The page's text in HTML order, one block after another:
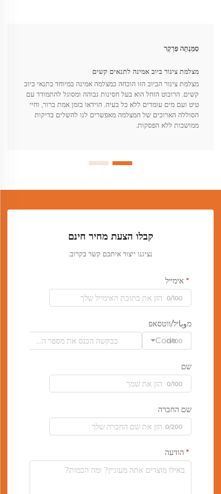
סַמַּנְתָּה פַּרְקֶר
מצלמת צינור ביוב אמינה לתנאים קשים
מצלמת צינור הביוב הזו הוכחה כמצלמה אמינה במיוחד בתנאי ביוב
קשים. הרובוט הזחל הוא בעל חסינות גבוהה ומסוגל להתמודד עם
טיט ועם מים עומדים ללא כל בעיה. הוידאו בזמן אמת ברור, וחיי
הסוללה הארוכים של המצלמה מאפשרים לנו להשלים בדיקות
ממושכות ללא הפסקות.
קבלו הצעת מחיר חינם
נציגנו ייצור איתכם קשר בקרוב.
אימייל
0/100
מوباיל/ווטסאפ
Code
0/100
שם
0/100
שם החברה
0/200
הודעה